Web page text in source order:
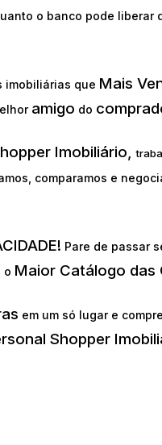
o banco pode liberar
imobiliárias que Mais
amigo do
Imobiliário,
comparamos e
Pare de passar
o Maior Catálogo
em um só lugar e
Shopper